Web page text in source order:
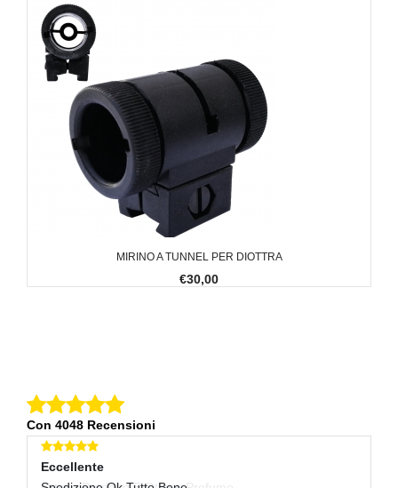
MIRINO A TUNNEL PER DIOTTRA
€30,00
Con 4048 Recensioni
Eccellente